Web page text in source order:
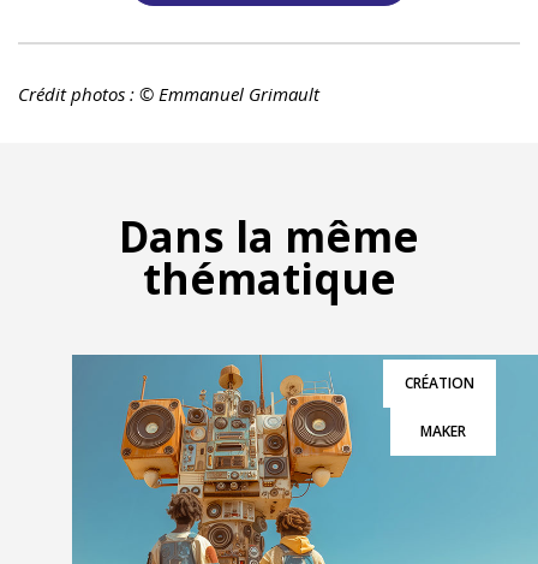
Crédit photos : © Emmanuel Grimault
Dans la même
thématique
CRÉATION
MAKER